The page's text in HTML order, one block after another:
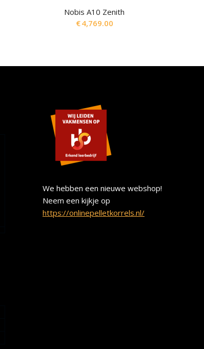
Nobis A10 Zenith
€4,769.00
We hebben een nieuwe webshop!
Neem een kijkje op
https://onlinepelletkorrels.nl/